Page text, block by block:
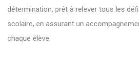
détermination, prêt à relever tous les
scolaire, en assurant un
chaque élève.